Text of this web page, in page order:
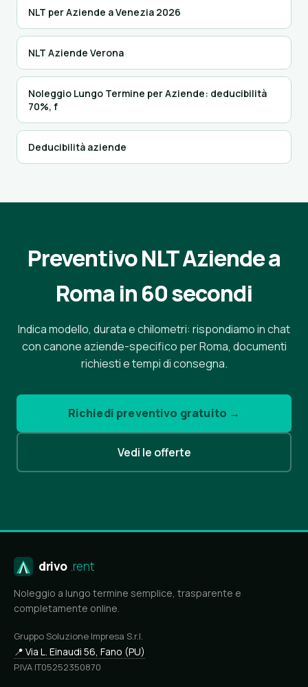
NLT per Aziende a Venezia 2026
NLT Aziende Verona
Noleggio Lungo Termine per Aziende: deducibilità
70%, f
Deducibilità aziende
Preventivo NLT Aziende a
Roma in 60 secondi
Indica modello, durata e chilometri: rispondiamo in chat
con canone aziende-specifico per Roma, documenti
richiesti e tempi di consegna.
Richiedi preventivo gratuito →
Vedi le offerte
drivo .rent
Noleggio a lungo termine semplice, trasparente e
completamente online.
Gruppo Soluzione Impresa S.r.l.
📍 Via L. Einaudi 56, Fano (PU)
P.IVA IT05252350870